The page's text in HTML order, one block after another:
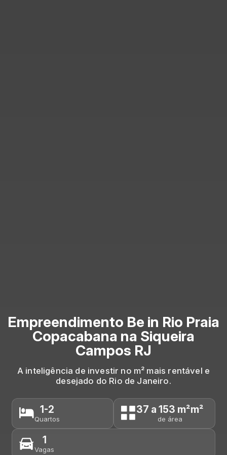
Empreendimento Be in Rio Praia
Copacabana na Siqueira
Campos RJ
A inteligência de investir no m² mais rentável e
desejado do Rio de Janeiro.
1-2
Quartos
37 a 153 m²m²
de área
1
Vagas